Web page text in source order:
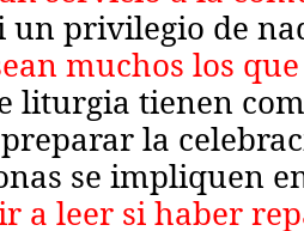
privilegio de
muchos los
liturgia tienen
la
se impliquen
a leer si haber